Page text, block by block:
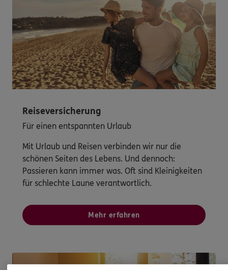
Reiseversicherung
Für einen entspannten Urlaub
Mit Urlaub und Reisen verbinden wir nur die
schönen Seiten des Lebens. Und dennoch:
Passieren kann immer was. Oft sind Kleinigkeiten
für schlechte Laune verantwortlich.
Mehr erfahren